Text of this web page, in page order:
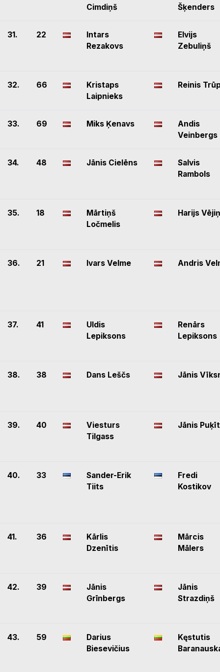
Cimdiņš
Šķenders
31. 22
Intars
Rezakovs
Elvijs
Zebuliņš
32. 66
Kristaps
Laipnieks
Reinis
33. 69 Miks Ķenavs
Andis
Veinbergs
34. 48 Jānis Cielēns
Salvis
Rambols
35. 18
Mārtiņš
Ločmelis
Harijs
36. 21 Ivars Velme Andris
37. 41
Uldis
Lepiksons
Renārs
Lepiksons
38. 38 Dans Leščs Jānis
39. 40
Viesturs
Tilgass
Jānis
40. 33
Sander-Erik
Tiits
Fredi
Kostikov
41. 36
Kārlis
Dzenītis
Mārcis
Mālers
42. 39
Jānis
Grīnbergs
Jānis
Strazdiņš
43. 59
Darius
Biesevičius
Kęstutis